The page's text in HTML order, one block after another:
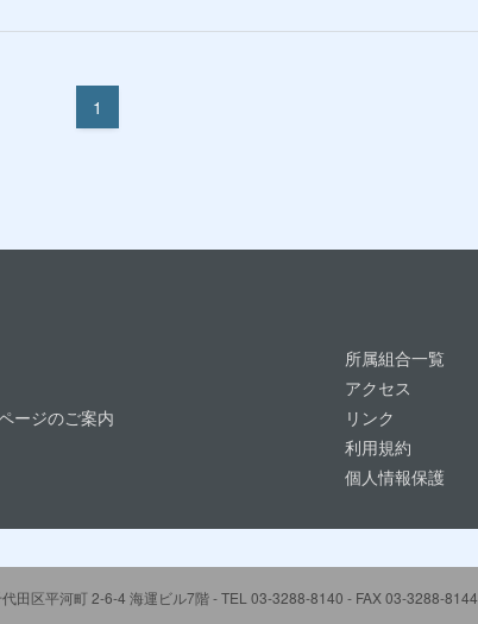
1
ージのご案内
所属組合一覧
アクセス
リンク
利用規約
個人情報保護
田区平河町 2-6-4 海運ビル7階 - TEL 03-3288-8140 - FAX 03-3288-8144